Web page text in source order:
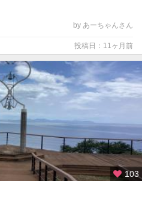
by あーちゃんさん
投稿日：11ヶ月前
103